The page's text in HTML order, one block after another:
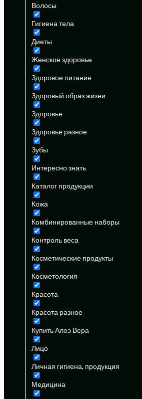
Волосы
Гигиена тела
Диеты
Женское здоровье
Здоровое питание
Здоровый образ жизни
Здоровье
Здоровье разное
Зубы
Интересно знать
Каталог продукции
Кожа
Комбинированные наборы
Контроль веса
Косметические продукты
Косметология
Красота
Красота разное
Купить Алоэ Вера
Лицо
Личная гигиена, продукция
Медицина